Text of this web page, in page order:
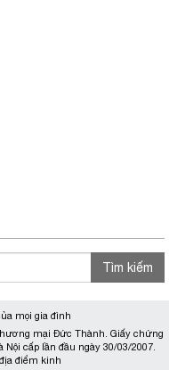
Tìm kiếm
mọi gia đình
mại Đức Thành. Giấy chứng
Nội cấp lần đầu ngày 30/03/2007.
điểm kinh